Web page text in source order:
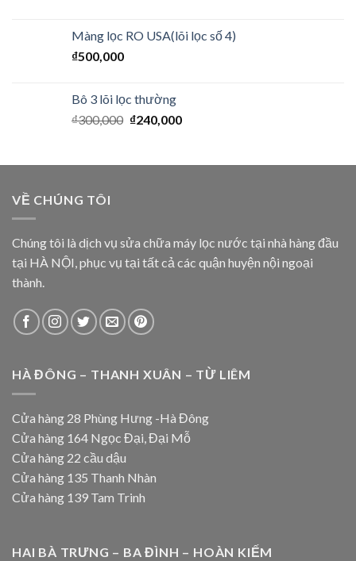
Màng lọc RO USA(lõi lọc số 4)
₫500,000
Bô 3 lõi lọc thường
₫300,000 ₫240,000
VỀ CHÚNG TÔI
Chúng tôi là dịch vụ sửa chữa máy lọc nước tại nhà hàng đầu
tại HÀ NỘI, phục vụ tại tất cả các quận huyện nội ngoại
thành.
HÀ ĐÔNG – THANH XUÂN – TỪ LIÊM
Cửa hàng 28 Phùng Hưng -Hà Đông
Cửa hàng 164 Ngọc Đại, Đại Mỗ
Cửa hàng 22 cầu dậu
Cửa hàng 135 Thanh Nhàn
Cửa hàng 139 Tam Trinh
HAI BÀ TRƯNG – BA ĐÌNH – HOÀN KIẾM